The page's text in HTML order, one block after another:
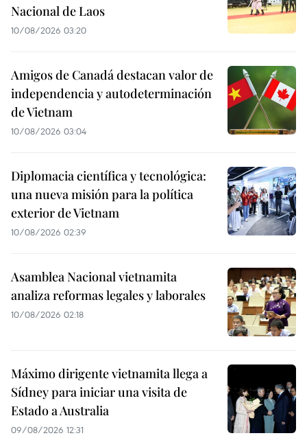
Nacional de Laos
10/08/2026 03:20
Amigos de Canadá destacan valor de
independencia y autodeterminación
de Vietnam
10/08/2026 03:04
Diplomacia científica y tecnológica:
una nueva misión para la política
exterior de Vietnam
10/08/2026 02:39
Asamblea Nacional vietnamita
analiza reformas legales y laborales
10/08/2026 02:18
Máximo dirigente vietnamita llega a
Sídney para iniciar una visita de
Estado a Australia
09/08/2026 12:31